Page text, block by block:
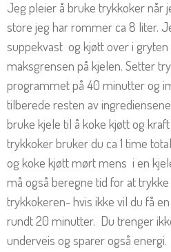
Jeg pleier å bruke trykkoker når
store jeg har rommer ca 8 liter.
suppekvast og kjøtt over i
maksgrensen på kjelen. Setter
programmet på 40 minutter og
tilberede resten av
bruke kjele til å koke kjøtt og
trykkoker bruker du ca 1 time
og koke kjøtt mørt mens i en
må også beregne tid for at
trykkokeren- hvis ikke vil du få
rundt 20 minutter. Du trenger
underveis og sparer også energi.